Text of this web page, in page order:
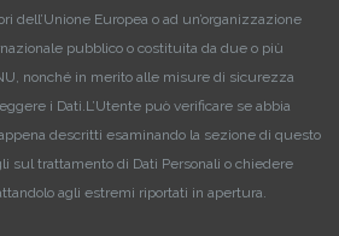
dell’Unione Europea o ad un’organizzazione
pubblico o costituita da due o più
nonché in merito alle misure di sicurezza
i Dati.L’Utente può verificare se abbia
descritti esaminando la sezione di questo
sul trattamento di Dati Personali o chiedere
agli estremi riportati in apertura.